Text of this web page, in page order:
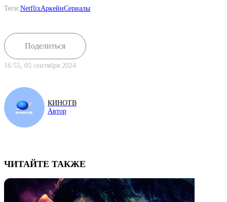
Теги:NetflixАркейнСериалы
Поделиться
16:55, 05 сентября 2024
КИНОТВ
Автор
ЧИТАЙТЕ ТАКЖЕ